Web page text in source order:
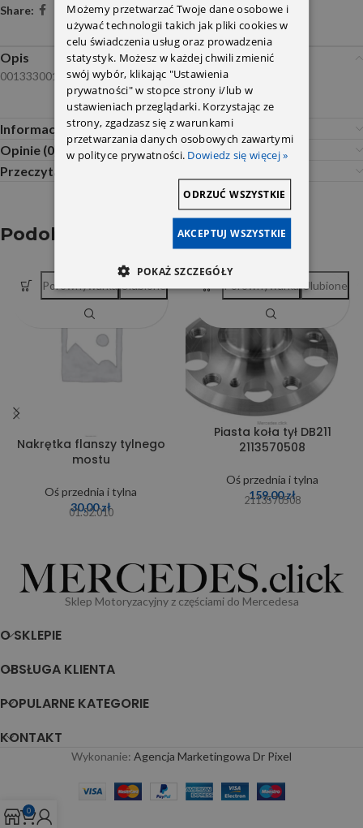
Share:
Opis
0013330014 PE
Informacje dodatkowe
Opinie (0)
Przeczytaj Przed Zakupem
Podobne produkty
Nakrętka flanszy tylnego
mostu
Oś przednia i tylna
30,00zł
01.32.010
Porównywarka Ulubione
Piasta koła tył DB211
2113570508
Oś przednia i tylna
159,00zł
2113570508
Porównywarka Ulubione
Sklep Motoryzacyjny z częściami do Mercedesa
O SKLEPIE
OBSŁUGA KLIENTA
POPULARNE KATEGORIE
KONTAKT
Wykonanie: Agencja Marketingowa Dr Pixel
0
Możemy przetwarzać Twoje dane osobowe i
używać technologii takich jak pliki cookies w
celu świadczenia usług oraz prowadzenia
statystyk. Możesz w każdej chwili zmienić
swój wybór, klikając "Ustawienia
prywatności" w stopce strony i/lub w
ustawieniach przeglądarki. Korzystając ze
strony, zgadzasz się z warunkami
przetwarzania danych osobowych zawartymi
w polityce prywatności. Dowiedz się więcej »
AKCEPTUJ WSZYSTKIE
ODRZUĆ WSZYSTKIE
POKAŻ SZCZEGÓŁY